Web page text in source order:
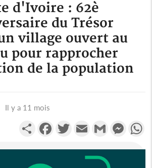
d'Ivoire : 62è
du Trésor
village ouvert au
pour rapprocher
de la population
Il y a 11 mois
PartagerFacebookTwitterEmail Gmail